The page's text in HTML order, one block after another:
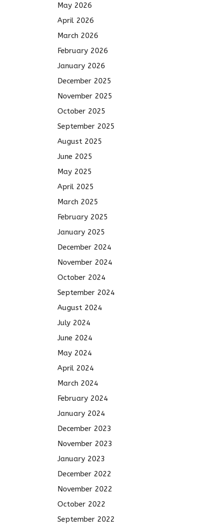
May 2026
April 2026
March 2026
February 2026
January 2026
December 2025
November 2025
October 2025
September 2025
August 2025
June 2025
May 2025
April 2025
March 2025
February 2025
January 2025
December 2024
November 2024
October 2024
September 2024
August 2024
July 2024
June 2024
May 2024
April 2024
March 2024
February 2024
January 2024
December 2023
November 2023
January 2023
December 2022
November 2022
October 2022
September 2022